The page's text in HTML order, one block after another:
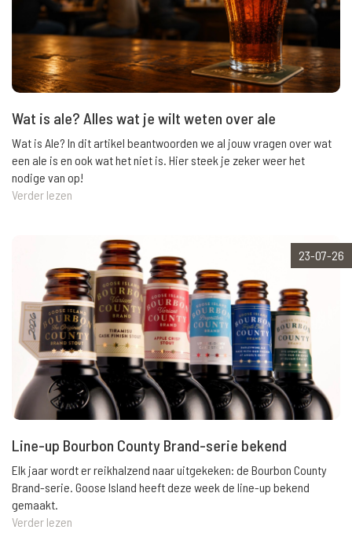
Wat is ale? Alles wat je wilt weten over ale
Wat is Ale? In dit artikel beantwoorden we al jouw vragen over wat
een ale is en ook wat het niet is. Hier steek je zeker weer het
nodige van op!
Verder lezen
23-07-26
Line-up Bourbon County Brand-serie bekend
Elk jaar wordt er reikhalzend naar uitgekeken: de Bourbon County
Brand-serie. Goose Island heeft deze week de line-up bekend
gemaakt.
Verder lezen